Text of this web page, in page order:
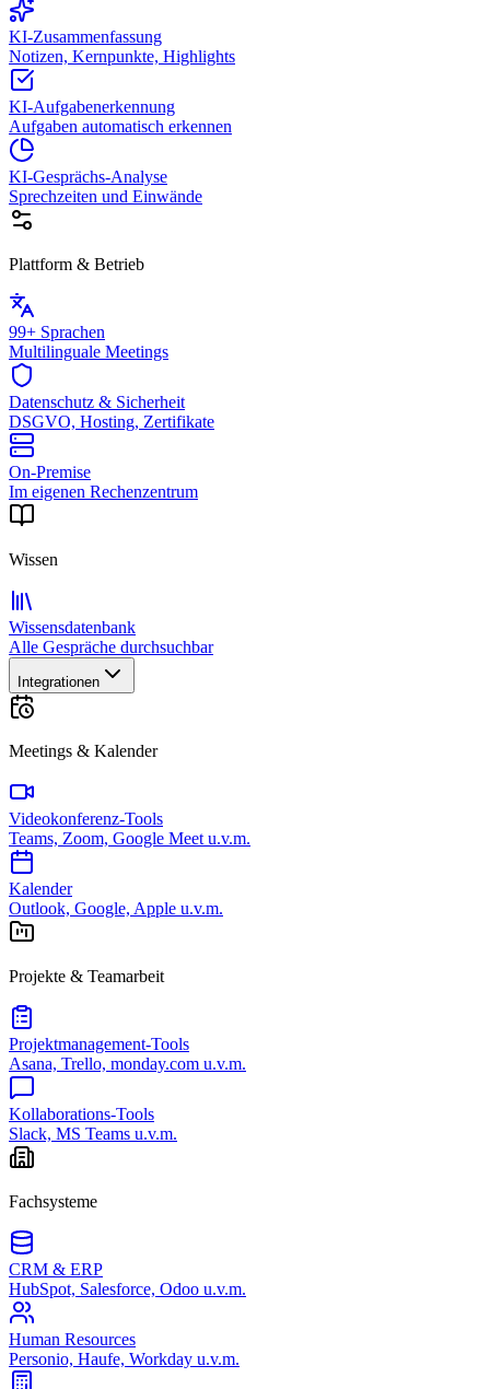
KI-Zusammenfassung
Notizen, Kernpunkte, Highlights
KI-Aufgabenerkennung
Aufgaben automatisch erkennen
KI-Gesprächs-Analyse
Sprechzeiten und Einwände
Plattform & Betrieb
99+ Sprachen
Multilinguale Meetings
Datenschutz & Sicherheit
DSGVO, Hosting, Zertifikate
On-Premise
Im eigenen Rechenzentrum
Wissen
Wissensdatenbank
Alle Gespräche durchsuchbar
Integrationen
Meetings & Kalender
Videokonferenz-Tools
Teams, Zoom, Google Meet u.v.m.
Kalender
Outlook, Google, Apple u.v.m.
Projekte & Teamarbeit
Projektmanagement-Tools
Asana, Trello, monday.com u.v.m.
Kollaborations-Tools
Slack, MS Teams u.v.m.
Fachsysteme
CRM & ERP
HubSpot, Salesforce, Odoo u.v.m.
Human Resources
Personio, Haufe, Workday u.v.m.